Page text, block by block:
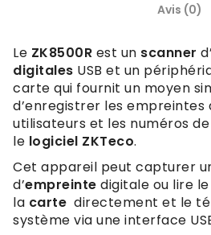
Avis (0)
Le ZK8500R est un scanner d’
digitales USB et un
carte qui fournit un moyen
d’enregistrer les empreintes
utilisateurs et les numéros de
le logiciel ZKTeco.
Cet appareil peut capturer
d’empreinte digitale ou lire
la carte directement et le
système via une interface